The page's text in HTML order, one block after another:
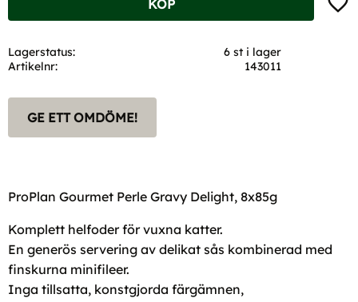
KÖP
Lagerstatus
6 st i lager
Artikelnr
143011
GE ETT OMDÖME!
ProPlan Gourmet Perle Gravy Delight, 8x85g
Komplett helfoder för vuxna katter.
En generös servering av delikat sås kombinerad med
finskurna minifileer.
Inga tillsatta, konstgjorda färgämnen,